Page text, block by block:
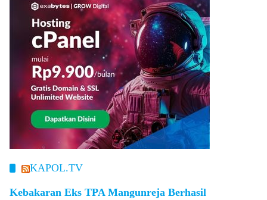
KAPOL.TV
Kebakaran Eks TPA Mangunreja Berhasil